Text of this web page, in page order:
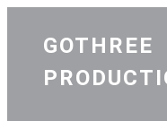
GOTHREE